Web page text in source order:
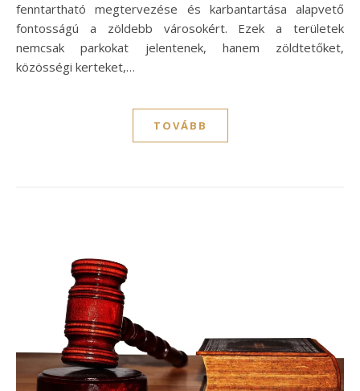
fenntartható megtervezése és karbantartása alapvető
fontosságú a zöldebb városokért. Ezek a területek
nemcsak parkokat jelentenek, hanem zöldtetőket,
közösségi kerteket,…
TOVÁBB